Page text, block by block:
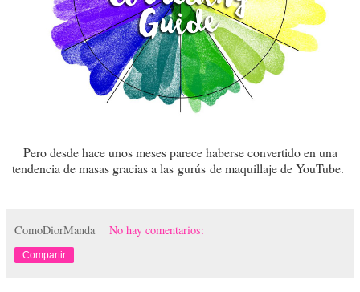
Pero desde hace unos meses parece haberse convertido en una
tendencia de masas gracias a las gurús de maquillaje de YouTube.
ComoDiorManda No hay comentarios:
Compartir